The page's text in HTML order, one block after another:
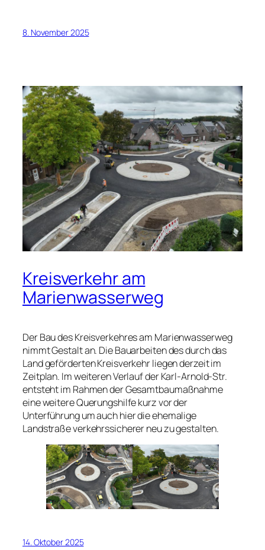
8. November 2025
Kreisverkehr am
Marienwasserweg
Der Bau des Kreisverkehres am Marienwasserweg
nimmt Gestalt an. Die Bauarbeiten des durch das
Land geförderten Kreisverkehr liegen derzeit im
Zeitplan. Im weiteren Verlauf der Karl-Arnold-Str.
entsteht im Rahmen der Gesamtbaumaßnahme
eine weitere Querungshilfe kurz vor der
Unterführung um auch hier die ehemalige
Landstraße verkehrssicherer neu zu gestalten.
14. Oktober 2025